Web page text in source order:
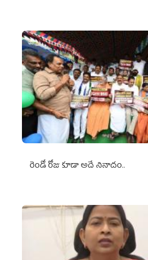
రెండో రోజు కూడా అదే నినాదం..